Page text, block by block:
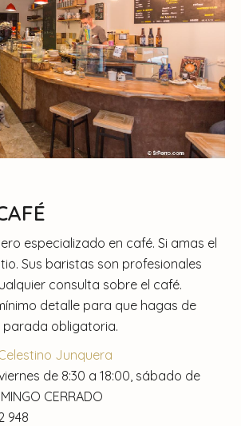
especializado en café. Si amas el
Sus baristas son profesionales
consulta sobre el café.
detalle para que hagas de
parada obligatoria.
Junquera
de 8:30 a 18:00, sábado de
CERRADO
948